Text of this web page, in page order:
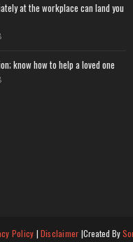
at the workplace can land you
know how to help a loved one
Policy | Disclaimer |Created By